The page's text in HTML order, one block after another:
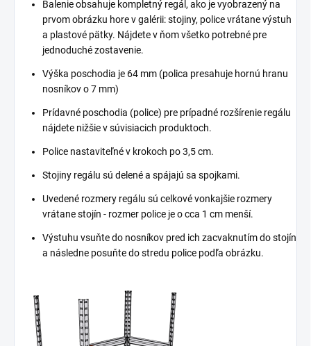
Balenie obsahuje kompletný regál, ako je vyobrazený na
prvom obrázku hore v galérii: stojiny, police vrátane výstuh
a plastové pätky. Nájdete v ňom všetko potrebné pre
jednoduché zostavenie.
Výška poschodia je 64 mm (polica presahuje hornú hranu
nosníkov o 7 mm)
Prídavné poschodia (police) pre prípadné rozšírenie regálu
nájdete nižšie v súvisiacich produktoch.
Police nastaviteľné v krokoch po 3,5 cm.
Stojiny regálu sú delené a spájajú sa spojkami.
Uvedené rozmery regálu sú celkové vonkajšie rozmery
vrátane stojín - rozmer police je o cca 1 cm menší.
Výstuhu vsuňte do nosníkov pred ich zacvaknutím do stojín
a následne posuňte do stredu police podľa obrázku.